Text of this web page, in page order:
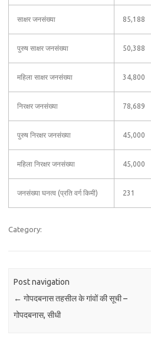
साक्षर जनसंख्या 85,188
पुरुष साक्षर जनसंख्या 50,388
महिला साक्षर जनसंख्या 34,800
निरक्षर जनसंख्या 78,689
पुरुष निरक्षर जनसंख्या 45,000
महिला निरक्षर जनसंख्या 45,000
जनसंख्या घनत्व (प्रति वर्ग किमी) 231
Category:
Post navigation
← गोपदबनास तहसील के गांवों की सूची –
गोपदबनास, सीधी